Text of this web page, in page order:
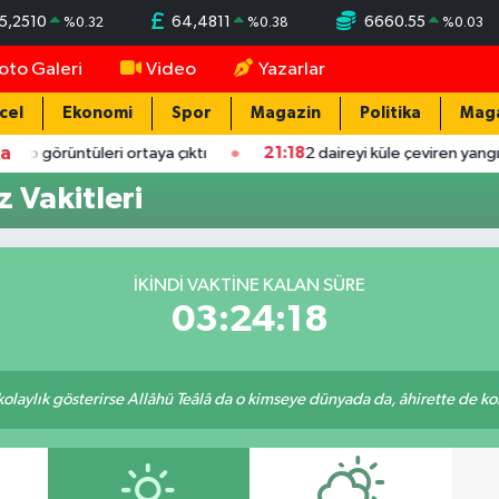
%0.32 64,4811 %0.38 6660.55 %0.03
Galeri Video Yazarlar
Ekonomi Spor Magazin Politika
ortaya çıktı 21:18 2 daireyi küle çeviren yangında
Vakitleri
İKINDI VAKTINE KALAN SÜRE
03:24:18
gösterirse Allâhü Teâlâ da o kimseye dünyada da, âhirette de